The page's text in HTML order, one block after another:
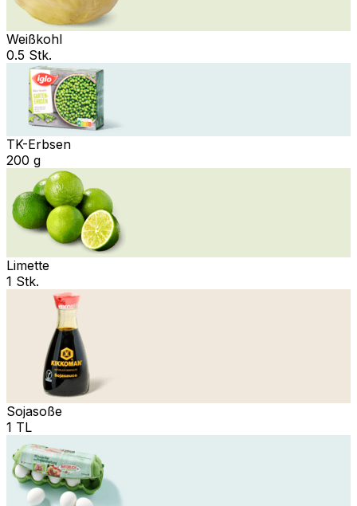
Weißkohl
0.5 Stk.
TK-Erbsen
200 g
Limette
1 Stk.
Sojasoße
1 TL